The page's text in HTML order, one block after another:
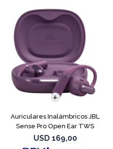
Auriculares Inalámbricos JBL
Sense Pro Open Ear TWS
Purple
USD 169,00